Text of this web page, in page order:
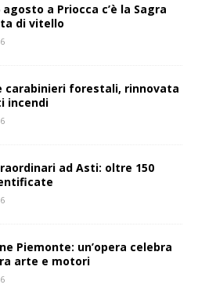
agosto a Priocca c’è la Sagra
di vitello
carabinieri forestali, rinnovata
incendi
ad Asti: oltre 150
Piemonte: un’opera celebra
arte e motori